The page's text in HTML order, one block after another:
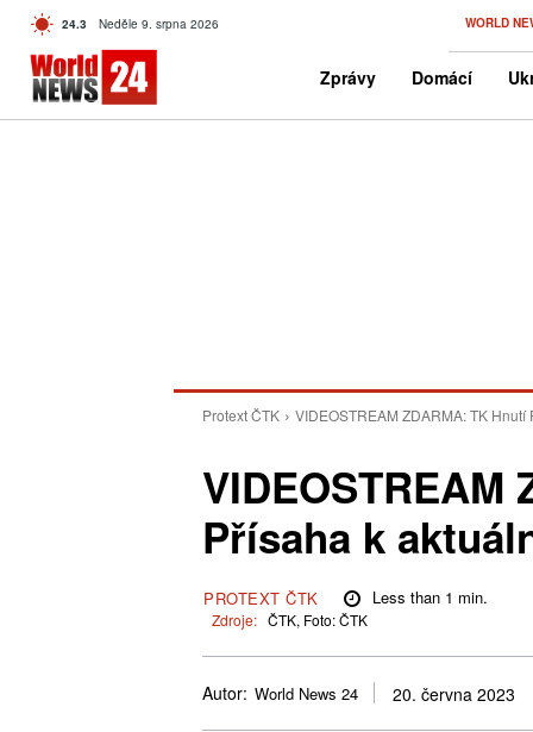
24.3 C Czech
Neděle 9. srpna 2026 WORLD
Zprávy Domácí
Protext ČTK VIDEOSTREAM ZDARMA: TK
VIDEOSTREAM
Přísaha k
PROTEXT ČTK Less than 1 min.
Zdroje: ČTK, Foto: ČTK
Autor: World News 24 20. června 2023